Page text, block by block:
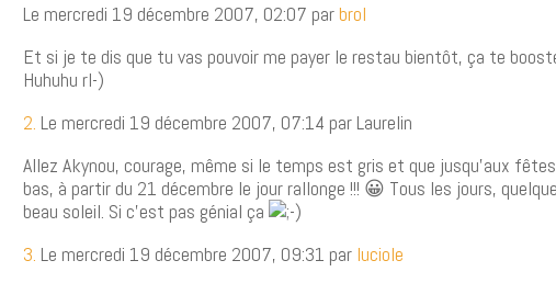
Le mercredi 19 décembre 2007, 02:07 parbrol
Et si je te dis que tu vas pouvoir me payer le restau bientôt, ça te
Huhuhu rl-)
2. Le mercredi 19 décembre 2007, 07:14 par Laurelin
Allez Akynou, courage, même si le temps est gris et que jusqu’aux
bas, à partir du 21 décembre le jour rallonge !!! 😀 Tous les jours,
beau soleil. Si c’est pas génial ça
3. Le mercredi 19 décembre 2007, 09:31 par luciole